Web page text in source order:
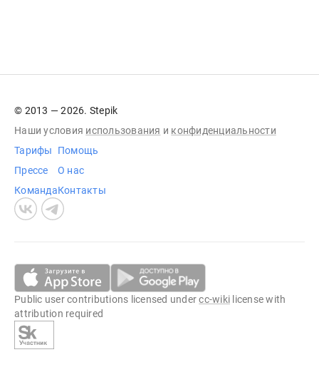
© 2013 — 2026. Stepik
Наши условия использования и конфиденциальности
Тарифы
Прессе
Команда
Помощь
О нас
Контакты
Public user contributions licensed undercc-wiki license with
attribution required